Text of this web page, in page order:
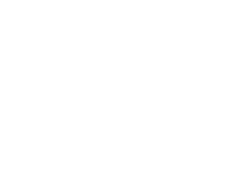
segítünk
dolgozunk!
felkeresi Önt
kültéri és a beltéri
vagy terasztartót,